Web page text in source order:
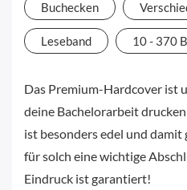
Buchecken
Leseband 10 - 370
Das Premium-Hardcover ist
deine Bachelorarbeit
ist besonders edel und
für solch eine wichtige
Eindruck ist garantiert!